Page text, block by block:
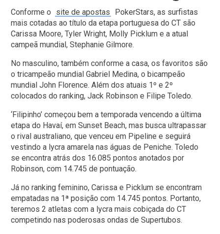
Conforme o site de apostas
PokerStars, as surfistas
mais cotadas ao título da etapa portuguesa do CT são
Carissa Moore, Tyler Wright, Molly Picklum e a atual
campeã mundial, Stephanie Gilmore.
No masculino, também conforme a casa, os favoritos são
o tricampeão mundial Gabriel Medina, o bicampeão
mundial John Florence. Além dos atuais 1º e 2º
colocados do ranking, Jack Robinson e Filipe Toledo.
‘Filipinho’ começou bem a temporada vencendo a última
etapa do Havaí, em Sunset Beach, mas busca ultrapassar
o rival australiano, que venceu em Pipeline e seguirá
vestindo a lycra amarela nas águas de Peniche. Toledo
se encontra atrás dos 16.085 pontos anotados por
Robinson, com 14.745 de pontuação.
Já no ranking feminino, Carissa e Picklum se encontram
empatadas na 1ª posição com 14.745 pontos. Portanto,
teremos 2 atletas com a lycra mais cobiçada do CT
competindo nas poderosas ondas de Supertubos.